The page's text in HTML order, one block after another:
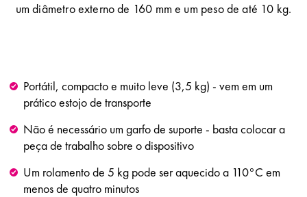
um diâmetro externo de 160 mm e um peso de até 10 kg.
Portátil, compacto e muito leve (3,5 kg) - vem em um
prático estojo de transporte
Não é necessário um garfo de suporte - basta colocar a
peça de trabalho sobre o dispositivo
Um rolamento de 5 kg pode ser aquecido a 110°C em
menos de quatro minutos